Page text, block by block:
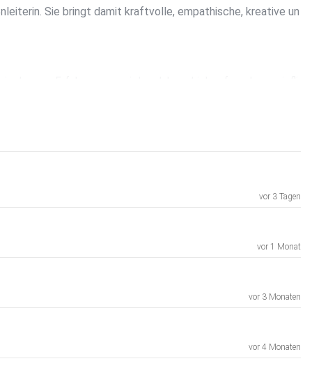
Sie bringt damit kraftvolle, empathische, kreative un
das nun Erfahrung aus vielen Jahren Liebesforschung einfli
_Mit_Dolores_Richter_.mp3
vor 3 Tagen
vor 1 Monat
vor 3 Monaten
vor 4 Monaten